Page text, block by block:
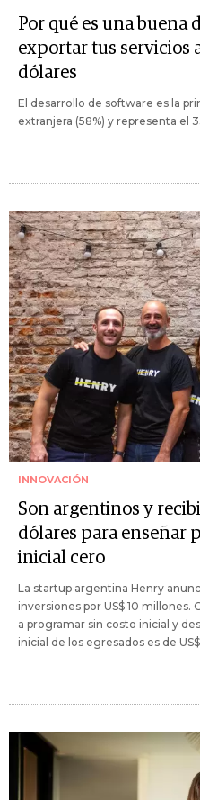
Por qué es una buena
exportar tus servicios
dólares
El desarrollo de software es la
extranjera (58%) y representa el
INNOVACIÓN
Son argentinos y
dólares para enseñar
inicial cero
La startup argentina Henry
inversiones por US$ 10 millones.
a programar sin costo inicial y
inicial de los egresados es de